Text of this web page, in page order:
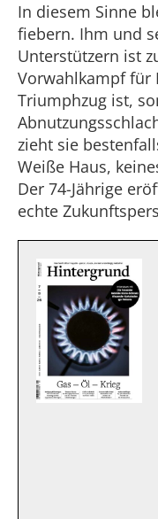
In diesem Sinne
fiebern. Ihm und
Unterstützern ist
Vorwahlkampf für
Triumphzug ist,
zieht sie
Weiße Haus,
Der 74-Jährige
echte